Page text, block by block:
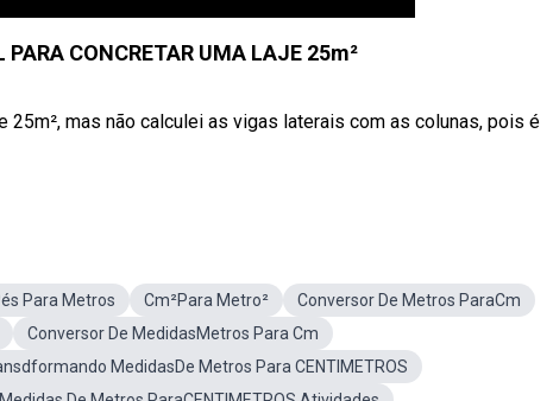
CONCRETAR UMA LAJE 25m²
mas não calculei as vigas laterais com as colunas, pois é
Para Metros Cm²Para Metro²
Conversor De Metros ParaCm
Conversor De MedidasMetros Para Cm
MedidasDe Metros Para CENTIMETROS